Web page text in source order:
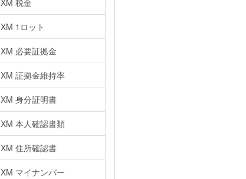
XM 税金
XM 1ロット
XM 必要証拠金
XM 証拠金維持率
XM 身分証明書
XM 本人確認書類
XM 住所確認書
XM マイナンバー